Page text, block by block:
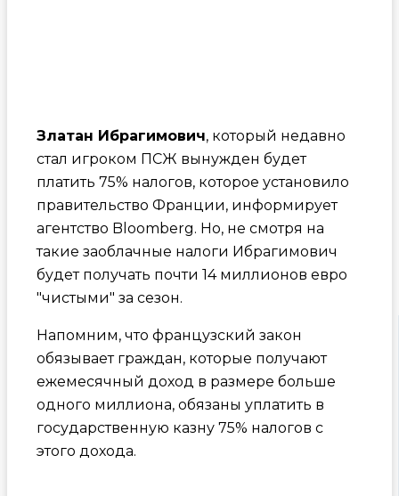
Златан Ибрагимович, который недавно
стал игроком ПСЖ вынужден будет
платить 75% налогов, которое установило
правительство Франции, информирует
агентство Bloomberg. Но, не смотря на
такие заоблачные налоги Ибрагимович
будет получать почти 14 миллионов евро
"чистыми" за сезон.
Напомним, что французский закон
обязывает граждан, которые получают
ежемесячный доход в размере больше
одного миллиона, обязаны уплатить в
государственную казну 75% налогов с
этого дохода.